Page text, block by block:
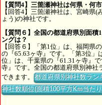
【質問4】三箇瀬神社は何県・何
【回答4】三箇瀬神社は、宮崎県
ょう)の神社です。
【質問６】全国の都道府県別面
ングは？
【回答６】「第1位」は、福岡県
の『65.63ヶ寺』です。「第3位」
位」は、千葉県の『61.31ヶ寺』
寺』です。全国の都道府県別神社
できます。都道府県別神社数ラン
神社数順位(面積100平方Km当た